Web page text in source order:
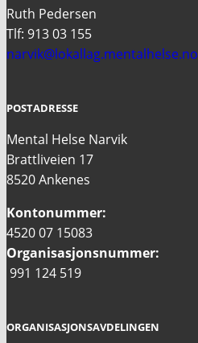
Ruth Pedersen
Tlf: 913 03 155
narvik@lokallag.mentalhelse.no
POSTADRESSE
Mental Helse Narvik
Brattliveien 17
8520 Ankenes
Kontonummer:
4520 07 15083
Organisasjonsnummer:
991 124 519
ORGANISASJONSAVDELINGEN